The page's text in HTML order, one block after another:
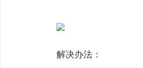
解决办法：